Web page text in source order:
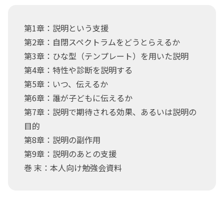
第1章：説明という支援
第2章：自閉スペクトラムをどうとらえるか
第3章：ひな型（テンプレート）を用いた説明
第4章：特性や診断を説明する
第5章：いつ、伝えるか
第6章：誰が子どもに伝えるか
第7章：説明で期待される効果、あるいは説明の
目的
第8章：説明の副作用
第9章：説明のあとの支援
巻 末：本人向け勉強会資料